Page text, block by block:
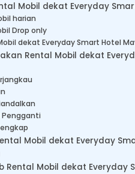
Mobil dekat Everyday
harian
Drop only
dekat Everyday Smart Hotel
Rental Mobil dekat
Pengganti
Mobil dekat Everyday
Rental Mobil dekat Everyday